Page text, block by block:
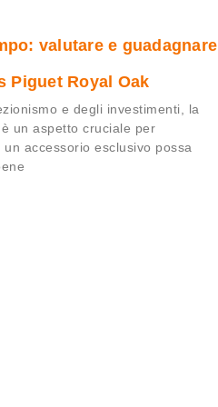
valutare e guadagnare
Piguet Royal Oak
e degli investimenti, la
un aspetto cruciale per
accessorio esclusivo possa